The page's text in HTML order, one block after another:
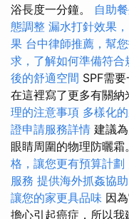
浴長度一分鐘。 自助
態調整 漏水打針效果
果 台中律師推薦，幫
求，了解如何準備符合
後的舒適空間 SPF需
在這裡寫了更多有關納
理的注意事項 多樣化
證申請服務詳情 建議
眼睛周圍的物理防曬霜
格，讓您更有預算計劃
服務 提供海外抓姦協
讓您的家更具品味 因
擔心引起癌症，所以我